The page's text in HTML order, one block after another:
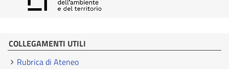
COLLEGAMENTI UTILI
Rubrica di Ateneo